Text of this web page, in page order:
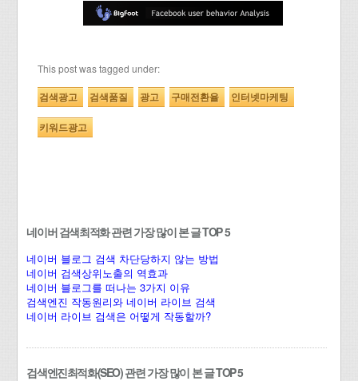
This post was tagged under:
검색광고 검색품질 광고 구매전환율 인터넷마케팅
키워드광고
네이버 검색최적화 관련 가장 많이 본 글 TOP 5
네이버 블로그 검색 차단당하지 않는 방법
네이버 검색상위노출의 역효과
네이버 블로그를 떠나는 3가지 이유
검색엔진 작동원리와 네이버 라이브 검색
네이버 라이브 검색은 어떻게 작동할까?
검색엔진최적화(SEO) 관련 가장 많이 본 글 TOP 5